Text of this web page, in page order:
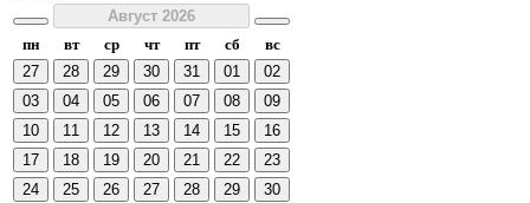
Август 2026
пн
вт ср чт пт сб
вс
27
28 29 30 31 01
02
03
04 05 06 07 08
09
10
11 12 13 14 15
16
17
18 19 20 21 22
23
24
25 26 27 28 29
30